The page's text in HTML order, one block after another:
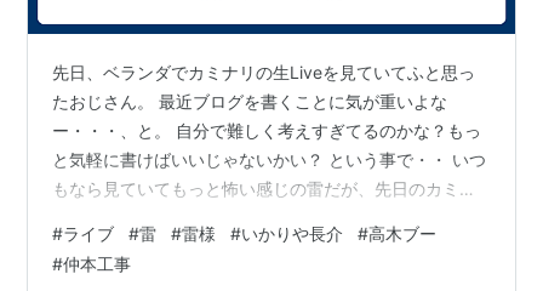
先日、ベランダでカミナリの生Liveを見ていてふと思っ
たおじさん。 最近ブログを書くことに気が重いよな
ー・・・、と。 自分で難しく考えすぎてるのかな？もっ
と気軽に書けばいいじゃないかい？ という事で・・ いつ
もなら見ていてもっと怖い感じの雷だが、先日のカミナ
空いるはずの長さん、ブーさん、工事さんが和やかにラ
イブをやっていたに違いない。 ・・・という感じで行き
#ライブ #雷 #雷様 #いかりや長介 #高木ブー
#仲本工事